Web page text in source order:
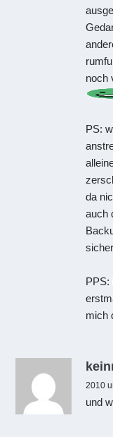
noch
PS:
da
auch
PPS:
mich
2010
und